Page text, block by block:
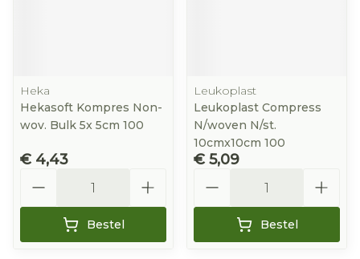
Heka
Hekasoft Kompres Non-
wov. Bulk 5x 5cm 100
€ 4,43
Bestel
Leukoplast
Leukoplast Compress
N/woven N/st.
10cmx10cm 100
€ 5,09
Bestel